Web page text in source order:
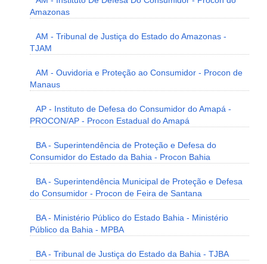
Amazonas
AM - Tribunal de Justiça do Estado do Amazonas -
TJAM
AM - Ouvidoria e Proteção ao Consumidor - Procon de
Manaus
AP - Instituto de Defesa do Consumidor do Amapá -
PROCON/AP - Procon Estadual do Amapá
BA - Superintendência de Proteção e Defesa do
Consumidor do Estado da Bahia - Procon Bahia
BA - Superintendência Municipal de Proteção e Defesa
do Consumidor - Procon de Feira de Santana
BA - Ministério Público do Estado Bahia - Ministério
Público da Bahia - MPBA
BA - Tribunal de Justiça do Estado da Bahia - TJBA